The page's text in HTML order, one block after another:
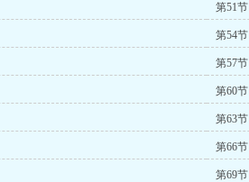
第51节
第54节
第57节
第60节
第63节
第66节
第69节